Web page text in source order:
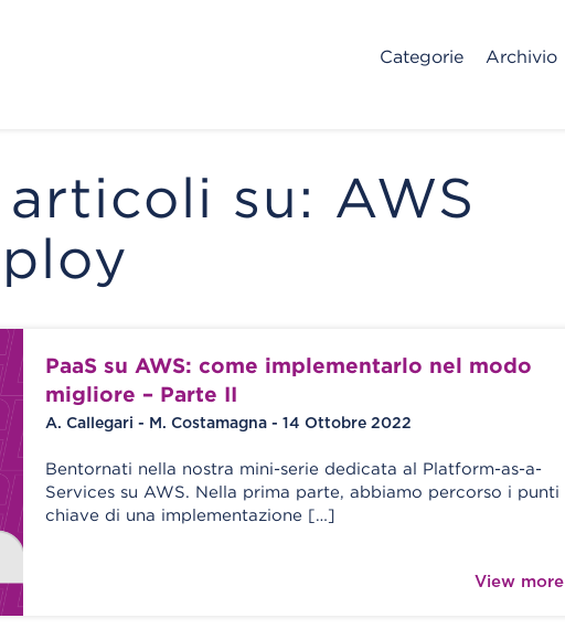
Categorie Archivio
su: AWS
PaaS su AWS: come implementarlo nel modo
migliore – Parte II
A. Callegari - M. Costamagna - 14 Ottobre 2022
Bentornati nella nostra mini-serie dedicata al Platform-as-a-
Services su AWS. Nella prima parte, abbiamo percorso i punti
chiave di una implementazione […]
View more